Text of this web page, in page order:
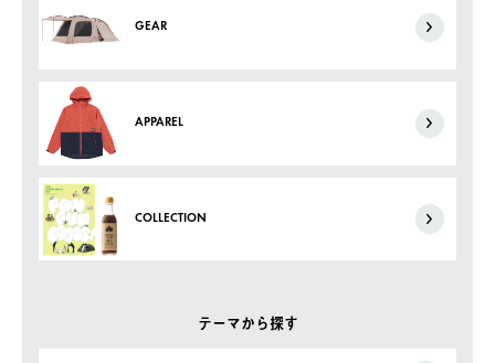
GEAR
APPAREL
COLLECTION
テーマから探す